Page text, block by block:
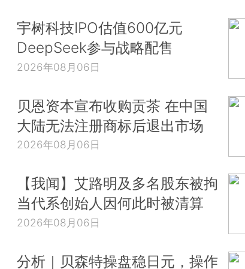
宇树科技IPO估值600亿元
DeepSeek参与战略配售
2026年08月06日
贝恩资本宣布收购贡茶 在中国
大陆无法注册商标后退出市场
2026年08月06日
【我闻】艾路明及多名股东被拘
当代系创始人因何此时被清算
2026年08月06日
分析｜贝森特操盘稳日元，操作